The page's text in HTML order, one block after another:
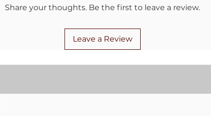
Share your thoughts. Be the first to leave a review.
Leave a Review